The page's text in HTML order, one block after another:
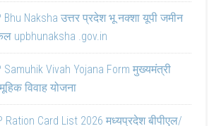
Bhu Naksha उत्तर प्रदेश भू नक्शा यूपी जमीन
upbhunaksha .gov.in
Samuhik Vivah Yojana Form मुख्यमंत्री
विवाह योजना
Ration Card List 2026 मध्यप्रदेश बीपीएल/